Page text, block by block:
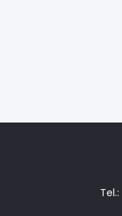
Tel.: